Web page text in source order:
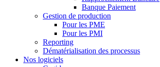
Banque Paiement
Gestion de production
Pour les PME
Pour les PMI
Reporting
Dématérialisation des processus
Nos logiciels